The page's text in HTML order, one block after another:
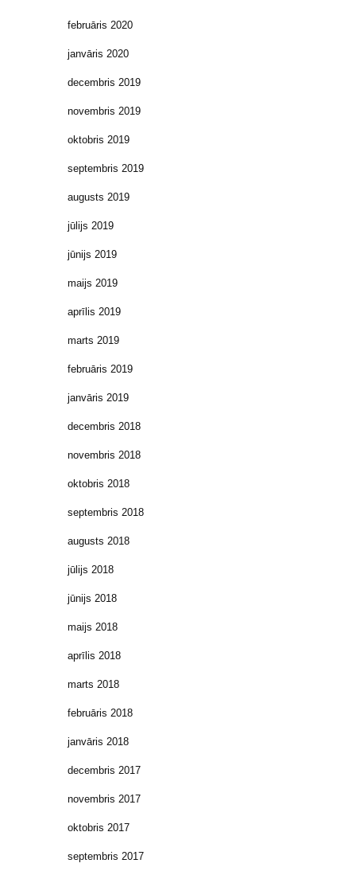
februāris 2020
janvāris 2020
decembris 2019
novembris 2019
oktobris 2019
septembris 2019
augusts 2019
jūlijs 2019
jūnijs 2019
maijs 2019
aprīlis 2019
marts 2019
februāris 2019
janvāris 2019
decembris 2018
novembris 2018
oktobris 2018
septembris 2018
augusts 2018
jūlijs 2018
jūnijs 2018
maijs 2018
aprīlis 2018
marts 2018
februāris 2018
janvāris 2018
decembris 2017
novembris 2017
oktobris 2017
septembris 2017